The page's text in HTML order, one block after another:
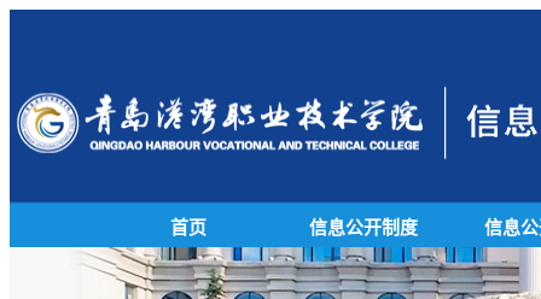
首页 信息公开制度 信息